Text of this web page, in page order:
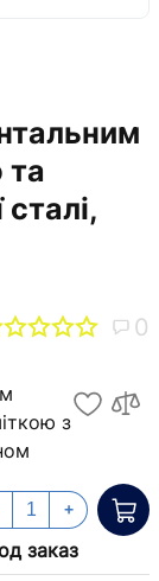
та
0
з
заказ
+